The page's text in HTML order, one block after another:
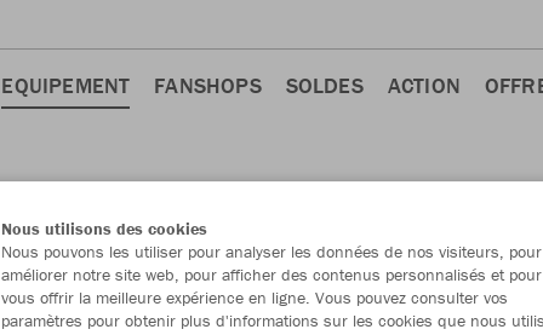
EQUIPEMENT FANSHOPS SOLDES ACTION
Nous utilisons des cookies
Nous pouvons les utiliser pour analyser les données de nos visiteurs, pour
améliorer notre site web, pour afficher des contenus personnalisés et pour
vous offrir la meilleure expérience en ligne. Vous pouvez consulter vos
paramètres pour obtenir plus d'informations sur les cookies que nous